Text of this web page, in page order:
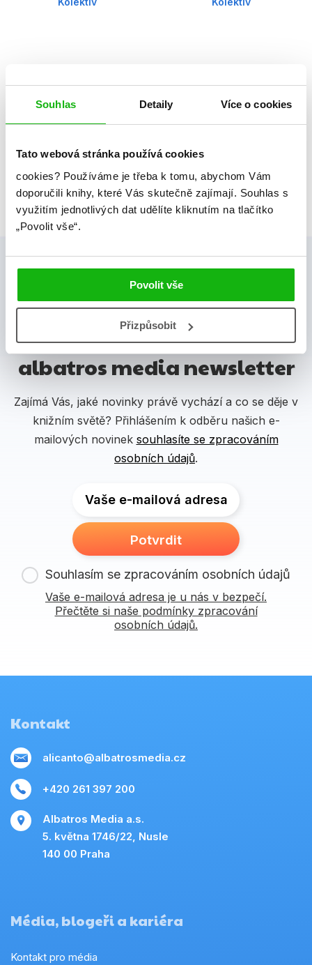
Souhlas Detaily Více o cookies
Tato webová stránka používá cookies
cookies? Používáme je třeba k tomu, abychom Vám
doporučili knihy, které Vás skutečně zajímají. Souhlas s
využitím jednotlivých dat udělíte kliknutím na tlačítko
„Povolit vše“.
Povolit vše
Přizpůsobit
Celkem knih:8
albatros media newsletter
Zajímá Vás, jaké novinky právě vychází a co se děje v
knižním světě? Přihlášením k odběru našich e-
mailových novinek souhlasíte se zpracováním
osobních údajů.
Vaše e-mailová adresa
Potvrdit
Souhlasím se zpracováním osobních údajů
Vaše e-mailová adresa je u nás v bezpečí.
Přečtěte si naše podmínky zpracování
osobních údajů.
Kontakt
alicanto@albatrosmedia.cz
+420 261 397 200
Albatros Media a.s.
5. května 1746/22, Nusle
140 00 Praha
Média, blogeři a kariéra
Kontakt pro média